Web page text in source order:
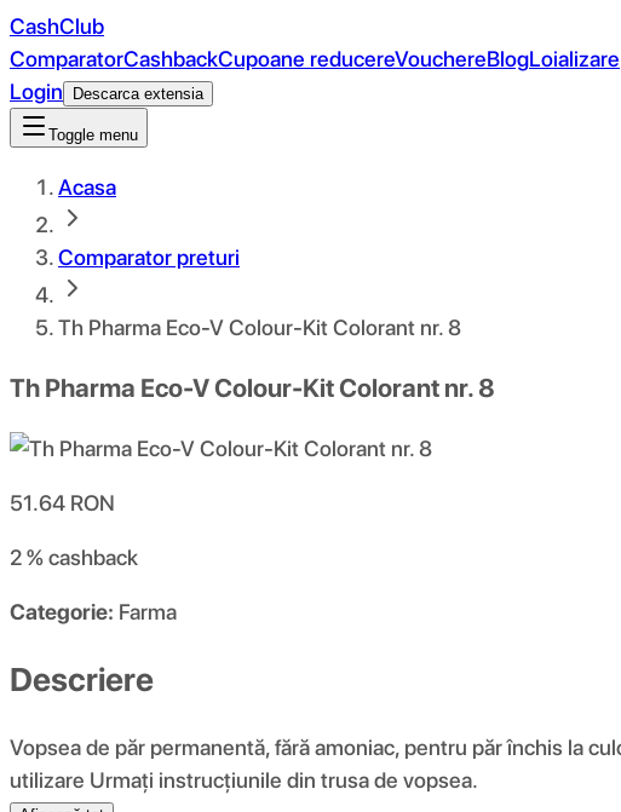
CashClub
ComparatorCashbackCupoane reducereVouchereBlogLoializare
Login
Descarca extensia
Toggle menu
Acasa
Comparator preturi
Th Pharma Eco-V Colour-Kit Colorant nr. 8
Th Pharma Eco-V Colour-Kit Colorant nr. 8
51.64 RON
2 %cashback
Categorie: Farma
Descriere
Vopsea de păr permanentă, fără amoniac, pentru păr închis la
utilizare Urmați instrucțiunile din trusa de vopsea.